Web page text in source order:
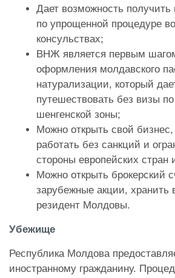
Дает возможность
по упрощенной процедуре
консульствах;
ВНЖ является первым
оформления молдавского
натурализации, который
путешествовать без визы
шенгенской зоны;
Можно открыть свой
работать без санкций и
стороны европейских
Можно открыть брокерский
зарубежные акции, хранить
резидент Молдовы.
Убежище
Республика Молдова
иностранному гражданину.